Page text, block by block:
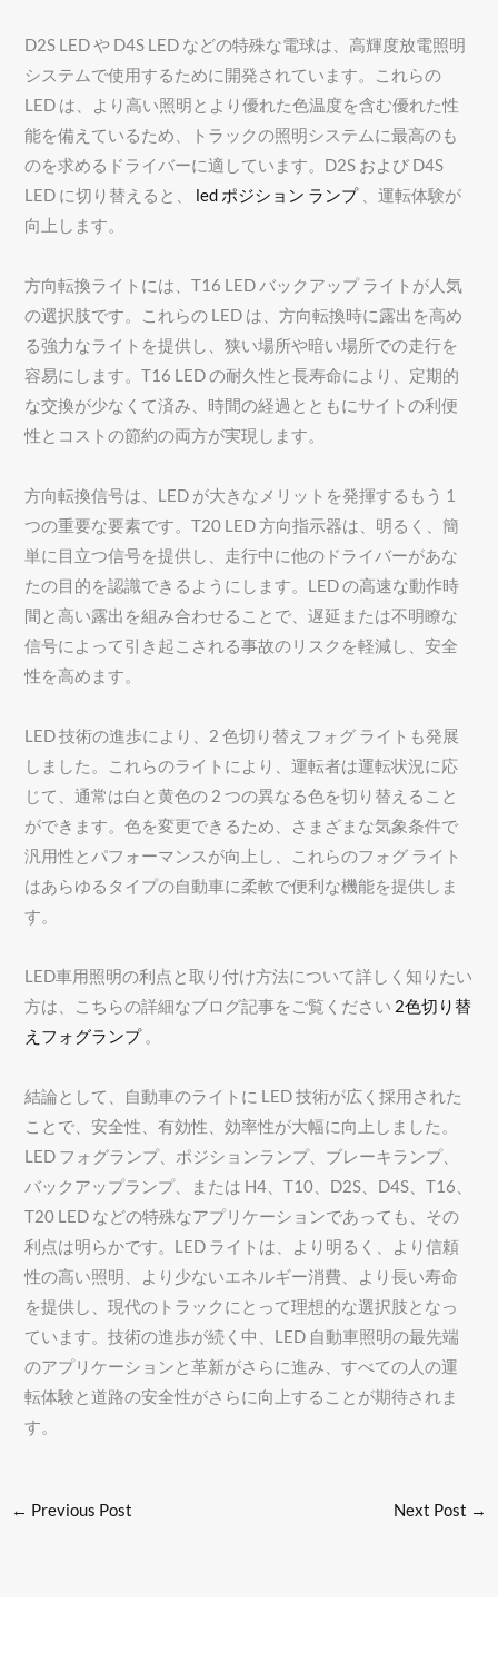
D2S LED や D4S LED などの特殊な電球は、高輝度放電照明
システムで使用するために開発されています。これらの
LED は、より高い照明とより優れた色温度を含む優れた性
能を備えているため、トラックの照明システムに最高のも
のを求めるドライバーに適しています。D2S および D4S
LED に切り替えると、 led ポジション ランプ、運転体験が
向上します。
方向転換ライトには、T16 LED バックアップ ライトが人気
の選択肢です。これらの LED は、方向転換時に露出を高め
る強力なライトを提供し、狭い場所や暗い場所での走行を
容易にします。T16 LED の耐久性と長寿命により、定期的
な交換が少なくて済み、時間の経過とともにサイトの利便
性とコストの節約の両方が実現します。
方向転換信号は、LED が大きなメリットを発揮するもう 1
つの重要な要素です。T20 LED 方向指示器は、明るく、簡
単に目立つ信号を提供し、走行中に他のドライバーがあな
たの目的を認識できるようにします。LED の高速な動作時
間と高い露出を組み合わせることで、遅延または不明瞭な
信号によって引き起こされる事故のリスクを軽減し、安全
性を高めます。
LED 技術の進歩により、2 色切り替えフォグ ライトも発展
しました。これらのライトにより、運転者は運転状況に応
じて、通常は白と黄色の 2 つの異なる色を切り替えること
ができます。色を変更できるため、さまざまな気象条件で
汎用性とパフォーマンスが向上し、これらのフォグ ライト
はあらゆるタイプの自動車に柔軟で便利な機能を提供しま
す。
LED車用照明の利点と取り付け方法について詳しく知りたい
方は、こちらの詳細なブログ記事をご覧ください 2色切り替
えフォグランプ。
結論として、自動車のライトに LED 技術が広く採用された
ことで、安全性、有効性、効率性が大幅に向上しました。
LED フォグランプ、ポジションランプ、ブレーキランプ、
バックアップランプ、または H4、T10、D2S、D4S、T16、
T20 LED などの特殊なアプリケーションであっても、その
利点は明らかです。LED ライトは、より明るく、より信頼
性の高い照明、より少ないエネルギー消費、より長い寿命
を提供し、現代のトラックにとって理想的な選択肢となっ
ています。技術の進歩が続く中、LED 自動車照明の最先端
のアプリケーションと革新がさらに進み、すべての人の運
転体験と道路の安全性がさらに向上することが期待されま
す。
← Previous Post Next Post →